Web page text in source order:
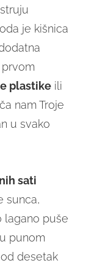
je kišnica
prvom
plastike ili
nam Troje
u svako
sati
sunca,
lagano puše
punom
desetak